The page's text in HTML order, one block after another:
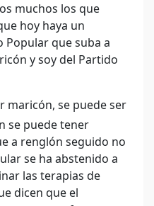
muchos los que
hoy haya un
que suba a
y soy del Partido
maricón, se puede ser
se puede tener
a renglón seguido no
se ha abstenido a
las terapias de
dicen que el